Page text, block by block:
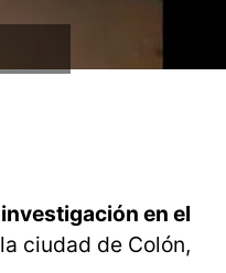
en el
ciudad de Colón,